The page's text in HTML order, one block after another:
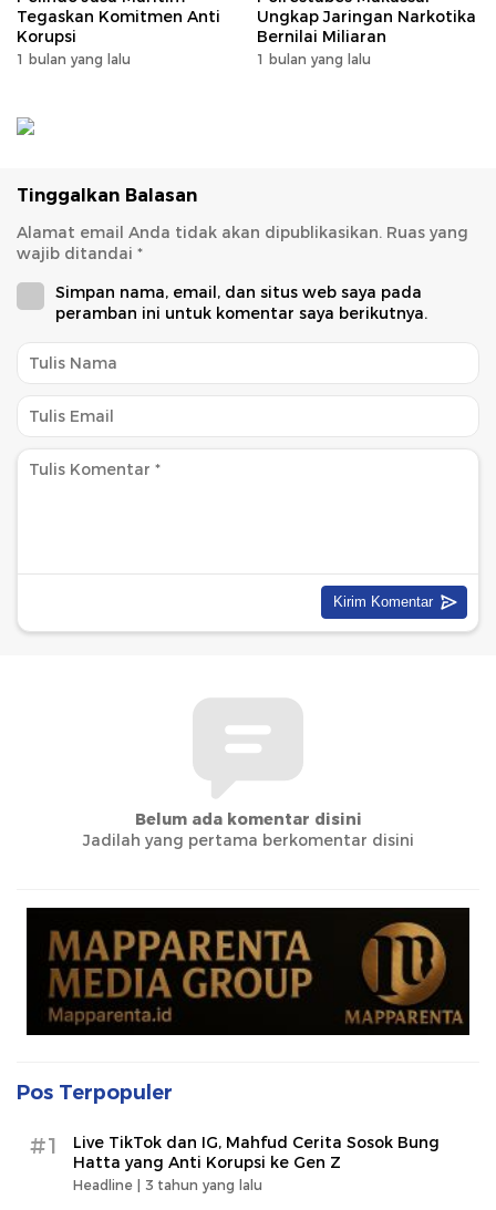
Tegaskan Komitmen Anti
Korupsi
1 bulan yang lalu
Ungkap Jaringan Narkotika
Bernilai Miliaran
1 bulan yang lalu
Tinggalkan Balasan
Alamat email Anda tidak akan dipublikasikan. Ruas yang
wajib ditandai *
Simpan nama, email, dan situs web saya pada
peramban ini untuk komentar saya berikutnya.
Belum ada komentar disini
Jadilah yang pertama berkomentar disini
Pos Terpopuler
#1
Live TikTok dan IG, Mahfud Cerita Sosok Bung
Hatta yang Anti Korupsi ke Gen Z
Headline | 3 tahun yang lalu